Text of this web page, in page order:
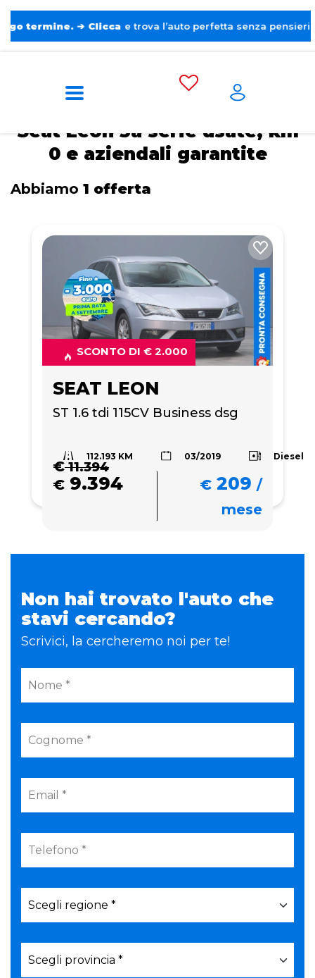
➔ Clicca e trova l’auto perfetta senza pensieri. ❤️
Home Leon 3a serie
Seat Leon 3a serie usate, km
0 e aziendali garantite
Abbiamo 1 offerta
SCONTO DI € 2.000
SEAT LEON
ST 1.6 tdi 115CV Business dsg
112.193 KM 03/2019 Diesel
€11.394
€ 9.394 € 209 /
mese
Non hai trovato l'auto che
stavi cercando?
Scrivici, la cercheremo noi per te!